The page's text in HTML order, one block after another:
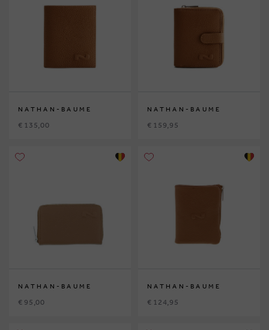
NATHAN-BAUME
€ 135,00
NATHAN-BAUME
€ 159,95
NATHAN-BAUME
€ 95,00
NATHAN-BAUME
€ 124,95